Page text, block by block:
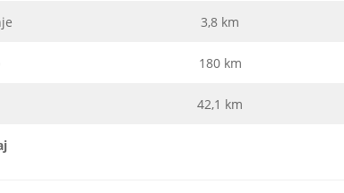
3,8 km
180 km
42,1 km